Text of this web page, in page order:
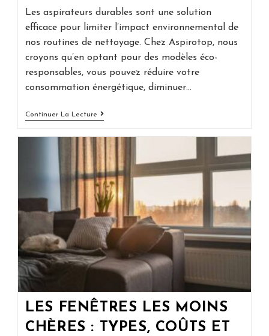
Les aspirateurs durables sont une solution
efficace pour limiter l’impact environnemental de
nos routines de nettoyage. Chez Aspirotop, nous
croyons qu’en optant pour des modèles éco-
responsables, vous pouvez réduire votre
consommation énergétique, diminuer…
Continuer La Lecture Comment
Avec
Un
Aspirateur
Éco-
Responsable
?
LES FENÊTRES LES MOINS
CHÈRES : TYPES, COÛTS ET